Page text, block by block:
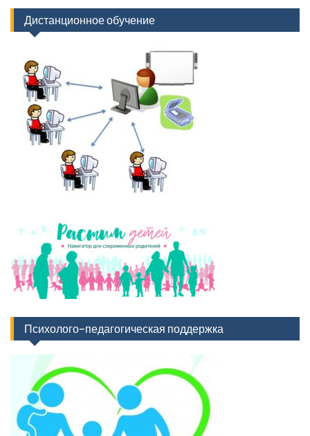
Дистанционное обучение
Психолого-педагогическая поддержка